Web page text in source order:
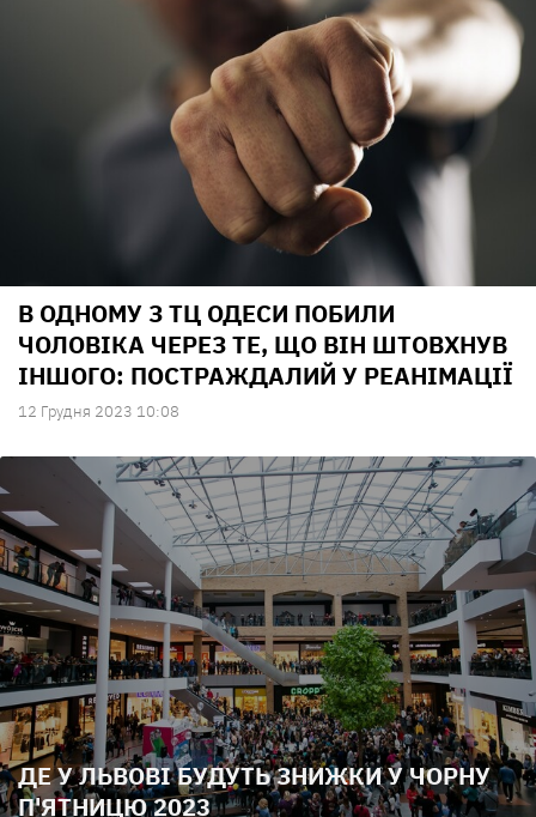
В ОДНОМУ З ТЦ ОДЕСИ ПОБИЛИ
ЧОЛОВІКА ЧЕРЕЗ ТЕ, ЩО ВІН ШТОВХНУВ
ІНШОГО: ПОСТРАЖДАЛИЙ У РЕАНІМАЦІЇ
12 Грудня 2023 10:08
ДЕ У ЛЬВОВІ БУДУТЬ ЗНИЖКИ У ЧОРНУ
П'ЯТНИЦЮ 2023